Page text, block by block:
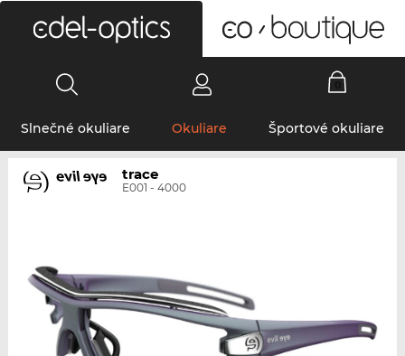
Slnečné okuliare Okuliare Športové okuliare
trace
E001 - 4000